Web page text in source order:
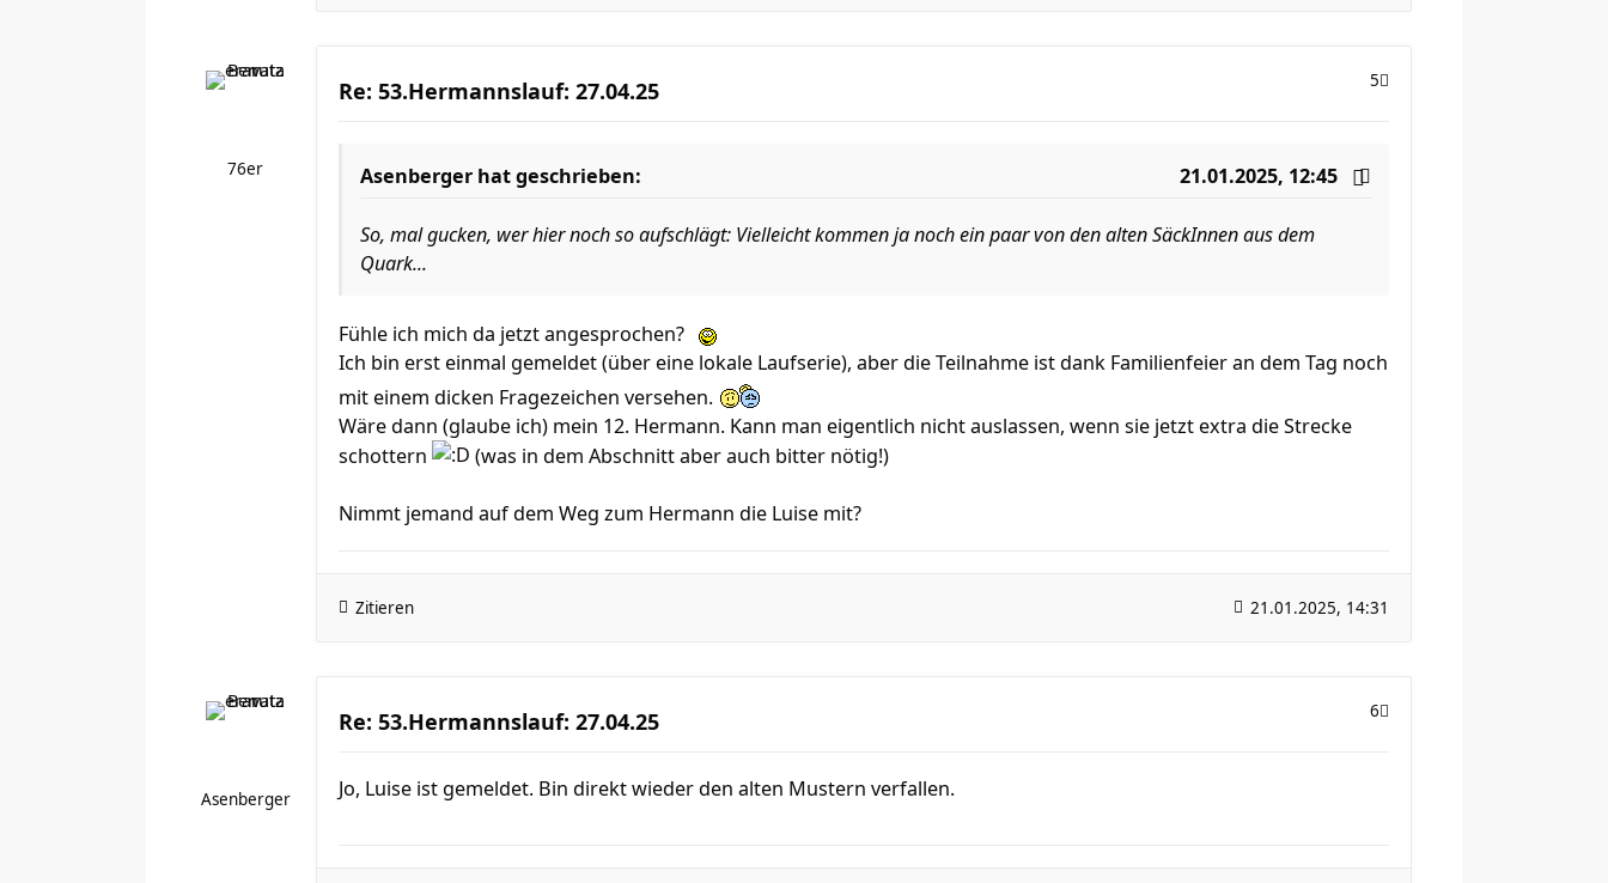
76er
Re: 53.Hermannslauf: 27.04.25 5
Asenberger hat geschrieben: 21.01.2025, 12:45
So, mal gucken, wer hier noch so aufschlägt: Vielleicht kommen ja noch ein paar von den alten SäckInnen aus dem
Quark...
Fühle ich mich da jetzt angesprochen?
Ich bin erst einmal gemeldet (über eine lokale Laufserie), aber die Teilnahme ist dank Familienfeier an dem Tag noch
mit einem dicken Fragezeichen versehen.
Wäre dann (glaube ich) mein 12. Hermann. Kann man eigentlich nicht auslassen, wenn sie jetzt extra die Strecke
schottern
(was in dem Abschnitt aber auch bitter nötig!)
Nimmt jemand auf dem Weg zum Hermann die Luise mit?
Zitieren 21.01.2025, 14:31
Asenberger
Re: 53.Hermannslauf: 27.04.25 6
Jo, Luise ist gemeldet. Bin direkt wieder den alten Mustern verfallen.